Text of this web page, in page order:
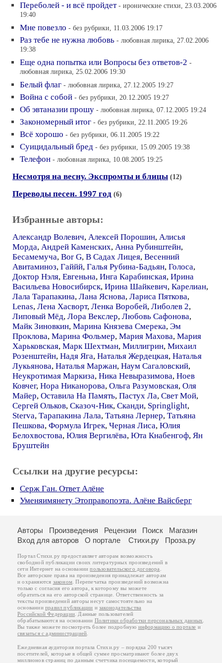
Переболей - и всё пройдет - иронические стихи, 23.03.2006
19:40
Мне повезло - без рубрики, 11.03.2006 19:17
Раз тебе не нужна любовь - любовная лирика, 27.02.2006
19:38
Еще одна попытка или Вопросы без ответов-2 -
любовная лирика, 25.02.2006 19:30
Белый флаг - любовная лирика, 27.12.2005 19:27
Война с собой - без рубрики, 20.12.2005 19:27
Об эвтаназии прошу - любовная лирика, 07.12.2005 19:24
Закономерный итог - без рубрики, 22.11.2005 19:26
Всё хорошо - без рубрики, 06.11.2005 19:22
Суицидальный бред - без рубрики, 15.09.2005 19:38
Телефон - любовная лирика, 10.08.2005 19:25
Несмотря на весну. Экспромты и блицы (12)
Переводы песен. 1997 год (6)
Избранные авторы:
Александр Волевич, Алексей Порошин, Алисья
Морда, Андрей Каменских, Анна Рубинштейн,
Бесамемуча, Bor G, В Садах Лицея, Весенний
Авитаминоз, Гаййй, Галья Рубина-Бадьян, Голоса,
Доктор Нэля, Евгеньна, Инга Карабинская, Ирина
Васильева Новосибирск, Ирина Шайкевич, Карелиан,
Лала Тарапакина, Лана Яснова, Лариса Пяткова,
Lenas, Лена Хасворт, Ленка Воробей, Либолев 2,
Липовый Мёд, Лора Векслер, Любовь Сафонова,
Майк Зиновкин, Марина Князева Смерека, Эм
Проклова, Марина Фольмер, Мария Махова, Мария
Харьковская, Марк Шехтман, Миллигрин, Михаил
Розенштейн, Надя Яга, Наталья Жердецкая, Наталья
Лукьянова, Наталья Маржан, Наум Сагаловский,
Неукротимая Маркиза, Ника Невыразимова, Ноев
Ковчег, Нора Никанорова, Ольга Разумовская, Оля
Майер, Оставила На Память, Пастух Ла, Свет Мой,
Сергей Ольков, Сказоч-Ник, Сканди, Springlight,
Sterva, Тарапакина Лала, Татьяна Лернер, Татьяна
Пешкова, Формула Игрек, Черная Лиса, Юлия
Белохвостова, Юлия Вергилёва, Юта Кнабенгоф, Ян
Бруштейн
Ссылки на другие ресурсы:
Серж Ган. Ответ Алёне
Уменяимянету Этоправопоэта. Алёне Вайсберг
Авторы Произведения Рецензии Поиск
Магазин
Вход для авторов
О портале Стихи.ру Проза.ру
Портал Стихи.ру предоставляет авторам возможность
свободной публикации своих литературных произведений в
сети Интернет на основаниипользовательского договора
Все авторские права на произведения принадлежат авторам
и охраняются законом . Перепечатка произведений возможна
только с согласия его автора, к которому вы можете
обратиться на его авторской странице. Ответственность за
тексты произведений авторы несут самостоятельно на
основанииправил публикации изаконодательства
Российской Федерации . Данные пользователей
обрабатываются на основании Политики обработки персональных данных
Вы также можете посмотреть более подробную информацию о портале и
связаться с администрацией
Ежедневная аудитория портала Стихи.ру – порядка 200 тысяч
посетителей, которые в общей сумме просматривают более двух
миллионов страниц по данным счетчика посещаемости, который